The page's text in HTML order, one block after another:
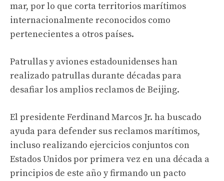
mar, por lo que corta territorios marítimos
internacionalmente reconocidos como
pertenecientes a otros países.
Patrullas y aviones estadounidenses han
realizado patrullas durante décadas para
desafiar los amplios reclamos de Beijing.
El presidente Ferdinand Marcos Jr. ha buscado
ayuda para defender sus reclamos marítimos,
incluso realizando ejercicios conjuntos con
Estados Unidos por primera vez en una década a
principios de este año y firmando un pacto